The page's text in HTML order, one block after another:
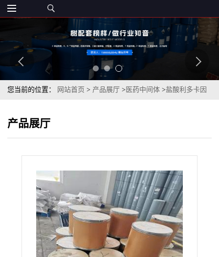
您当前的位置： 网站首页 > 产品展厅 > 医药中间体 >盐酸利多卡因
产品展厅